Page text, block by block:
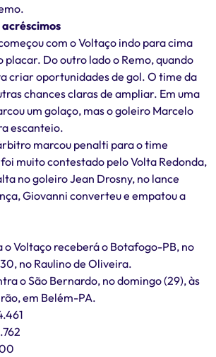
com o Voltaço indo para cima
Do outro lado o Remo, quando
criar oportunidades de gol. O time da
chances claras de ampliar. Em uma
um golaço, mas o goleiro Marcelo
escanteio.
marcou penalti para o time
muito contestado pelo Volta Redonda,
no goleiro Jean Drosny, no lance
Giovanni converteu e empatou a
o Voltaço receberá o Botafogo-PB, no
no Raulino de Oliveira.
o São Bernardo, no domingo (29), às
em Belém-PA.